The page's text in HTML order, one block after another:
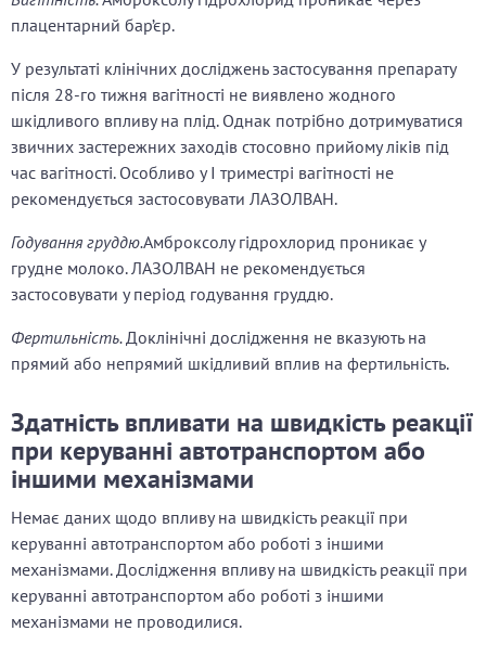
плацентарний бар’єр.
У результаті клінічних досліджень застосування препарату
після 28-го тижня вагітності не виявлено жодного
шкідливого впливу на плід. Однак потрібно дотримуватися
звичних застережних заходів стосовно прийому ліків під
час вагітності. Особливо у І триместрі вагітності не
рекомендується застосовувати ЛАЗОЛВАН.
Годування груддю.Амброксолу гідрохлорид проникає у
грудне молоко. ЛАЗОЛВАН не рекомендується
застосовувати у період годування груддю.
Фертильність.Доклінічні дослідження не вказують на
прямий або непрямий шкідливий вплив на фертильність.
Здатність впливати на швидкість реакції
при керуванні автотранспортом або
іншими механізмами
Немає даних щодо впливу на швидкість реакції при
керуванні автотранспортом або роботі з іншими
механізмами. Дослідження впливу на швидкість реакції при
керуванні автотранспортом або роботі з іншими
механізмами не проводилися.